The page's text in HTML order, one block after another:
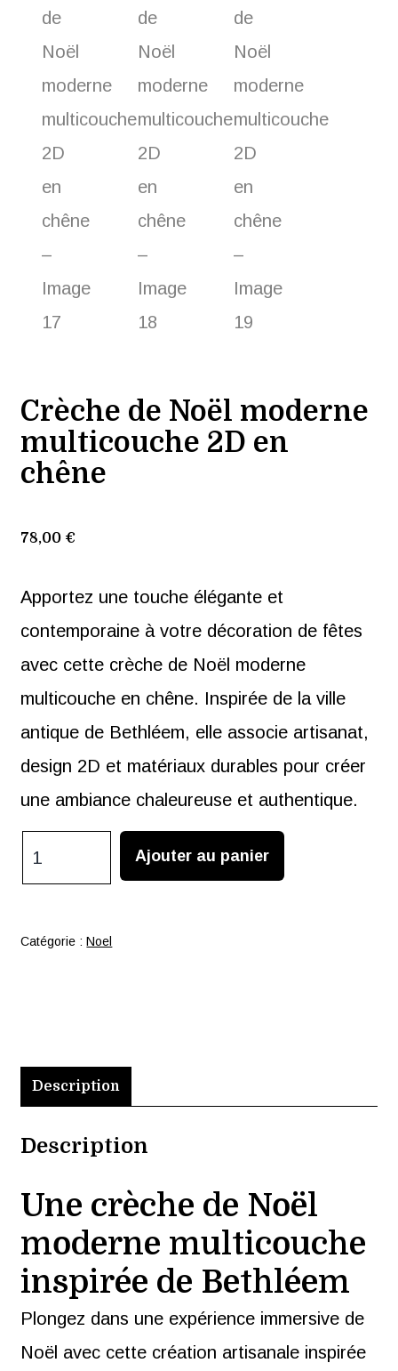
Crèche de Noël moderne
multicouche 2D en
chêne
78,00 €
Apportez une touche élégante et
contemporaine à votre décoration de fêtes
avec cette crèche de Noël moderne
multicouche en chêne. Inspirée de la ville
antique de Bethléem, elle associe artisanat,
design 2D et matériaux durables pour créer
une ambiance chaleureuse et authentique.
de
en
Ajouter au panier
Catégorie :Noel
Description
Description
Une crèche de Noël
moderne multicouche
inspirée de Bethléem
Plongez dans une expérience immersive de
Noël avec cette création artisanale inspirée